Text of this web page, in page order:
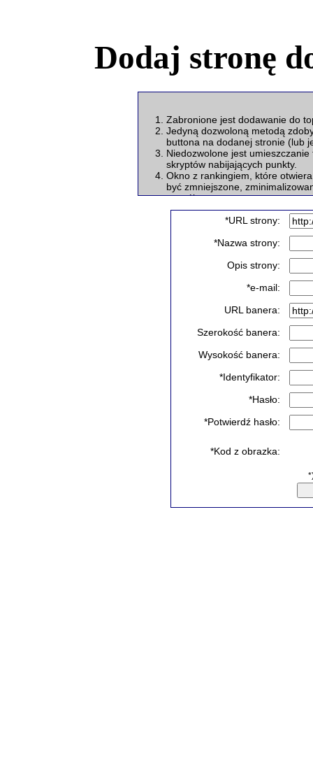
Dodaj stronę
Zabronione jest dodawanie do
Jedyną dozwoloną metodą
buttona na dodanej stronie (lub
Niedozwolone jest
skryptów nabijających punkty.
Okno z rankingiem, które
być zmniejszone,
sposób.
Zawartość strony musi być
Strona musi być związana z
*URL strony:
*Nazwa strony:
Opis strony:
*e-mail:
URL banera:
Szerokość banera:
Wysokość banera:
*Identyfikator:
*Hasło:
*Potwierdź hasło:
*Kod z obrazka: